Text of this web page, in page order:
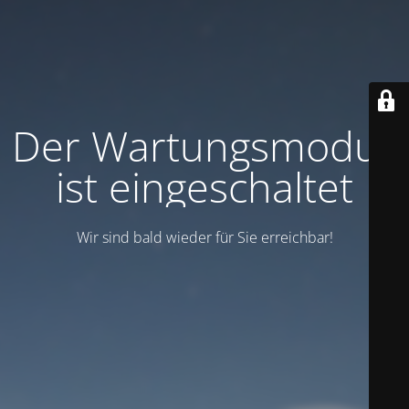
Der Wartungsmodus
ist eingeschaltet
Wir sind bald wieder für Sie erreichbar!